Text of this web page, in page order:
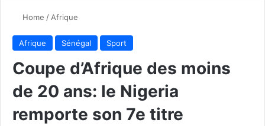
Home / Afrique
Afrique Sénégal Sport
Coupe d’Afrique des moins
de 20 ans: le Nigeria
remporte son 7e titre